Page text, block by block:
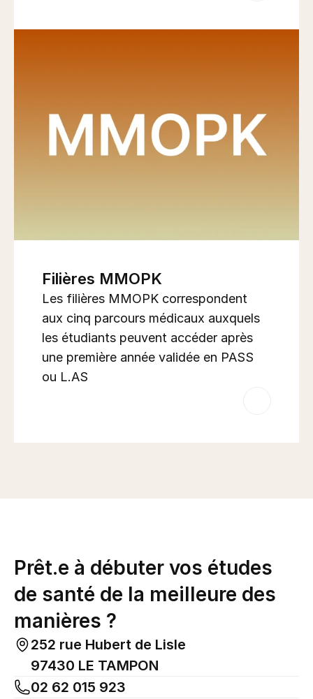
Les filières MMOPK correspondent
aux cinq parcours médicaux auxquels
les étudiants peuvent accéder après
une première année validée en PASS
ou L.AS
Filières MMOPK
Prêt.e à débuter vos études
de santé de la meilleure des
manières ?
252 rue Hubert de Lisle
97430 LE TAMPON
02 62 015 923